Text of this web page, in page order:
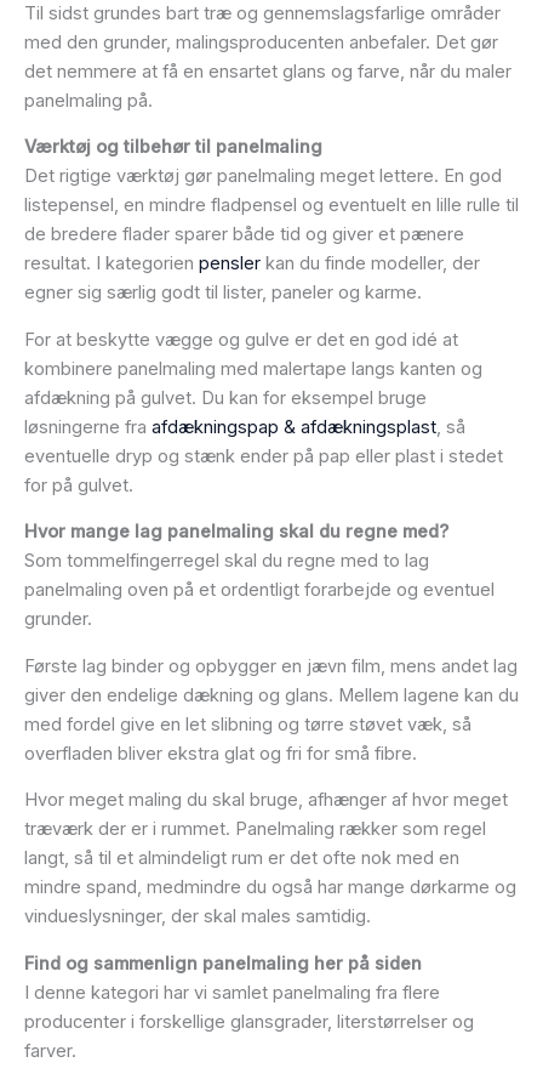
Til sidst grundes bart træ og gennemslagsfarlige områder
med den grunder, malingsproducenten anbefaler. Det gør
det nemmere at få en ensartet glans og farve, når du maler
panelmaling på.
Værktøj og tilbehør til panelmaling
Det rigtige værktøj gør panelmaling meget lettere. En god
listepensel, en mindre fladpensel og eventuelt en lille rulle til
de bredere flader sparer både tid og giver et pænere
resultat. I kategorien pensler kan du finde modeller, der
egner sig særlig godt til lister, paneler og karme.
For at beskytte vægge og gulve er det en god idé at
kombinere panelmaling med malertape langs kanten og
afdækning på gulvet. Du kan for eksempel bruge
løsningerne fra afdækningspap & afdækningsplast, så
eventuelle dryp og stænk ender på pap eller plast i stedet
for på gulvet.
Hvor mange lag panelmaling skal du regne med?
Som tommelfingerregel skal du regne med to lag
panelmaling oven på et ordentligt forarbejde og eventuel
grunder.
Første lag binder og opbygger en jævn film, mens andet lag
giver den endelige dækning og glans. Mellem lagene kan du
med fordel give en let slibning og tørre støvet væk, så
overfladen bliver ekstra glat og fri for små fibre.
Hvor meget maling du skal bruge, afhænger af hvor meget
træværk der er i rummet. Panelmaling rækker som regel
langt, så til et almindeligt rum er det ofte nok med en
mindre spand, medmindre du også har mange dørkarme og
vindueslysninger, der skal males samtidig.
Find og sammenlign panelmaling her på siden
I denne kategori har vi samlet panelmaling fra flere
producenter i forskellige glansgrader, literstørrelser og
farver.